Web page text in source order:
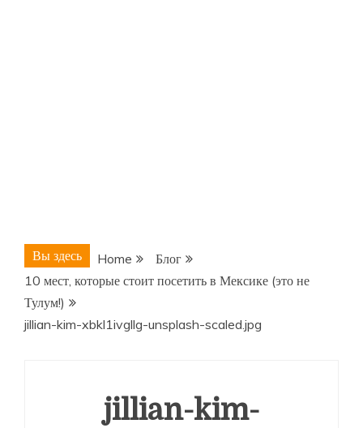
Вы здесь Home
Блог
10 мест, которые стоит посетить в Мексике (это не
Тулум!)
jillian-kim-xbkl1ivgllg-unsplash-scaled.jpg
jillian-kim-